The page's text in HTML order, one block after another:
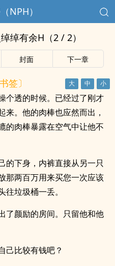
NPH）
绰有余H（2 / 2）
封面 下一章
签〕
个透的时候。已经过了刚才
来。他的肉棒也应然而出，
的肉棒暴露在空气中让他不
的下身，内裤直接从另一只
那两百万用来买您一次应该
垃圾桶一丢。
了颜励的房间。只留他和他
己比较有钱吧？